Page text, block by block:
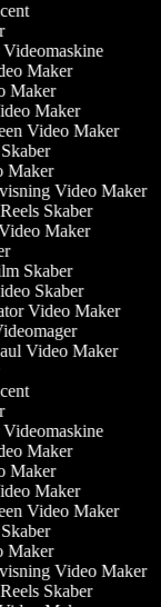
Videomaskine
Maker
Maker
Maker
Video Maker
Maker
Video Maker
Reels Skaber
Maker
Skaber
Skaber
Video Maker
Video Maker
Videomaskine
Maker
Maker
Maker
Video Maker
Maker
Video Maker
Reels Skaber